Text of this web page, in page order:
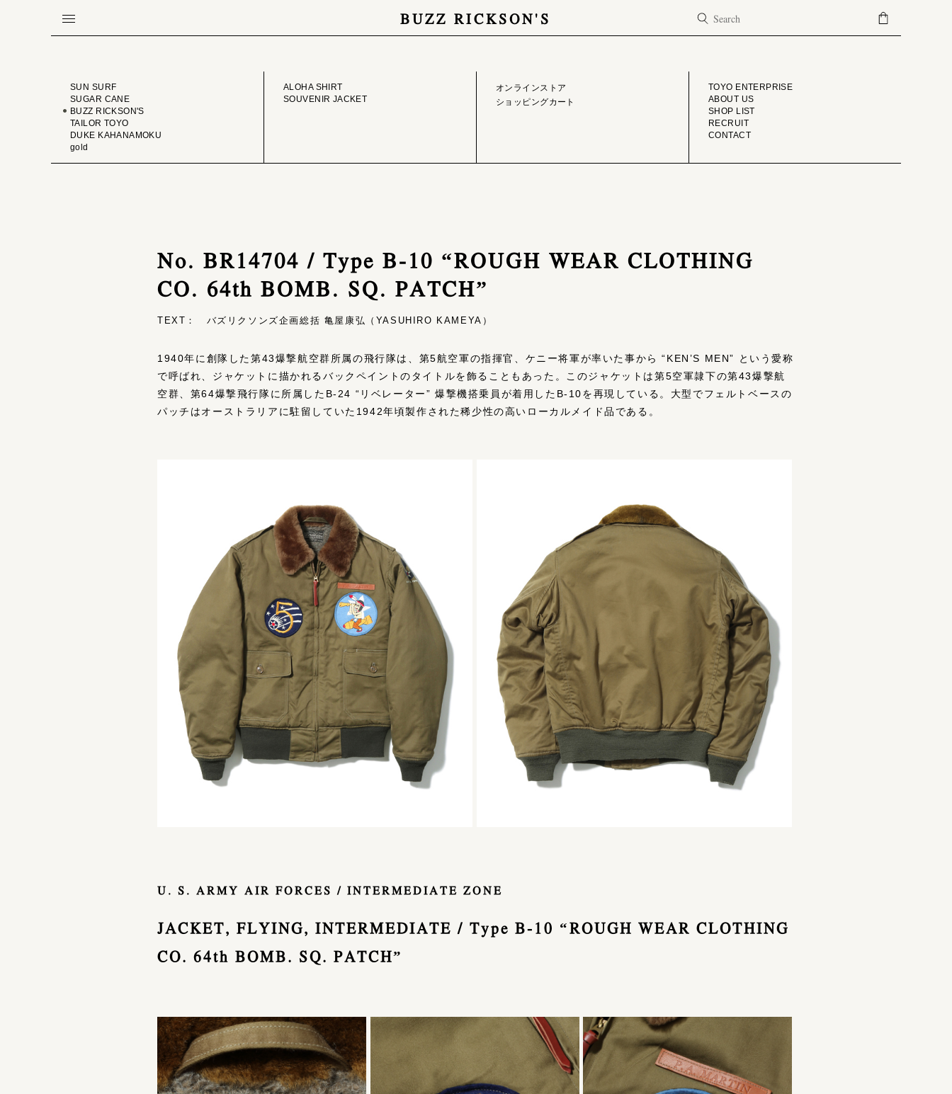
BUZZ RICKSON'S
BRAND ONLINE STORE COMPANY
SUN SURF
SUGAR CANE
BUZZ RICKSON'S
TAILOR TOYO
DUKE KAHANAMOKU
gold
ALOHA SHIRT
SOUVENIR JACKET
オンラインストア
ショッピングカート
TOYO ENTERPRISE
ABOUT US
SHOP LIST
RECRUIT
CONTACT
No. BR14704 / Type B-10 “ROUGH WEAR CLOTHING
CO. 64th BOMB. SQ. PATCH”
TEXT： バズリクソンズ企画総括 亀屋康弘（YASUHIRO KAMEYA）
1940年に創隊した第43爆撃航空群所属の飛行隊は、第5航空軍の指揮官、ケニー将軍が率いた事から “KEN’S MEN” という愛称
で呼ばれ、ジャケットに描かれるバックペイントのタイトルを飾ることもあった。このジャケットは第5空軍隷下の第43爆撃航
空群、第64爆撃飛行隊に所属したB-24 “リベレーター” 爆撃機搭乗員が着用したB-10を再現している。大型でフェルトベースの
パッチはオーストラリアに駐留していた1942年頃製作された稀少性の高いローカルメイド品である。
U. S. ARMY AIR FORCES / INTERMEDIATE ZONE
JACKET, FLYING, INTERMEDIATE / Type B-10 “ROUGH WEAR CLOTHING
CO. 64th BOMB. SQ. PATCH”